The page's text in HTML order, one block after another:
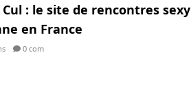
: le site de rencontres sexy
en France
0 com